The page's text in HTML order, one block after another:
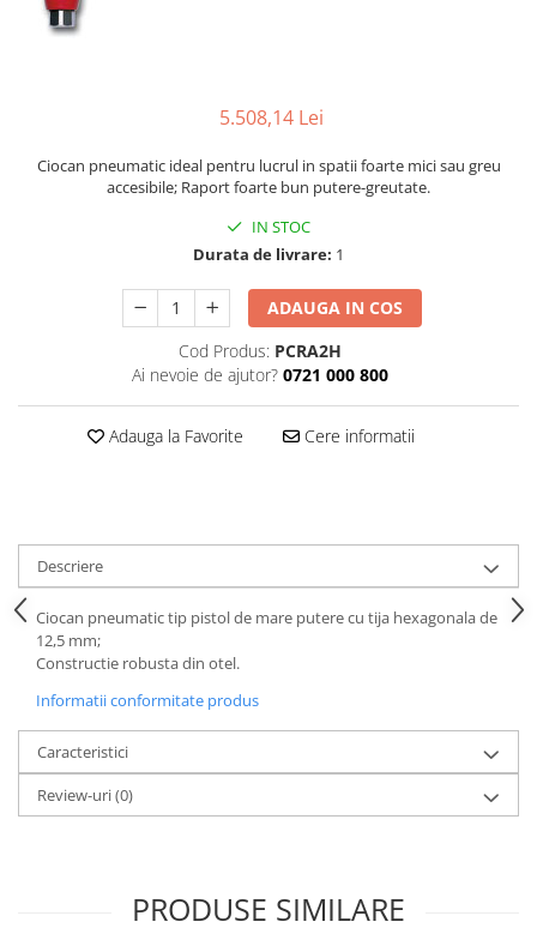
Bormasini pneumatice
Compactoare pneumatice
Curatatoare cu ace
Masini de insurubat cu clichet
Motoare pneumatice
Pistoale de umflat roti
Polizoare drepte
Polizoare unghiulare pneumatice
Polizoare verticale
Tăiere și nituire pneumatică
5.508,14 Lei
Ciocan pneumatic ideal pentru lucrul in spatii foarte mici sau greu
accesibile; Raport foarte bun putere-greutate.
IN STOC
Durata de livrare: 1
ADAUGA IN COS
Cod Produs: PCRA2H
Ai nevoie de ajutor? 0721 000 800
Adauga la Favorite Cere informatii
Descriere
Ciocan pneumatic tip pistol de mare putere cu tija hexagonala de
12,5 mm;
Constructie robusta din otel.
Informatii conformitate produs
Caracteristici
Review-uri(0)
PRODUSE SIMILARE